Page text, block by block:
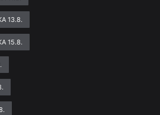
13.8.
15.8.